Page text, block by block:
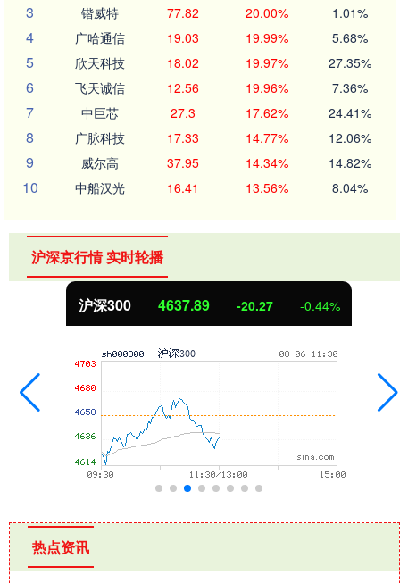
3 锴威特 77.82 20.00% 1.01%
4 广哈通信 19.03 19.99% 5.68%
5 欣天科技 18.02 19.97% 27.35%
6 飞天诚信 12.56 19.96% 7.36%
7 中巨芯 27.3 17.62% 24.41%
8 广脉科技 17.33 14.77% 12.06%
9 威尔高 37.95 14.34% 14.82%
10 中船汉光 16.41 13.56% 8.04%
沪深京行情 实时轮播
北证50 1115.17 -4.29 -0.38%
热点资讯